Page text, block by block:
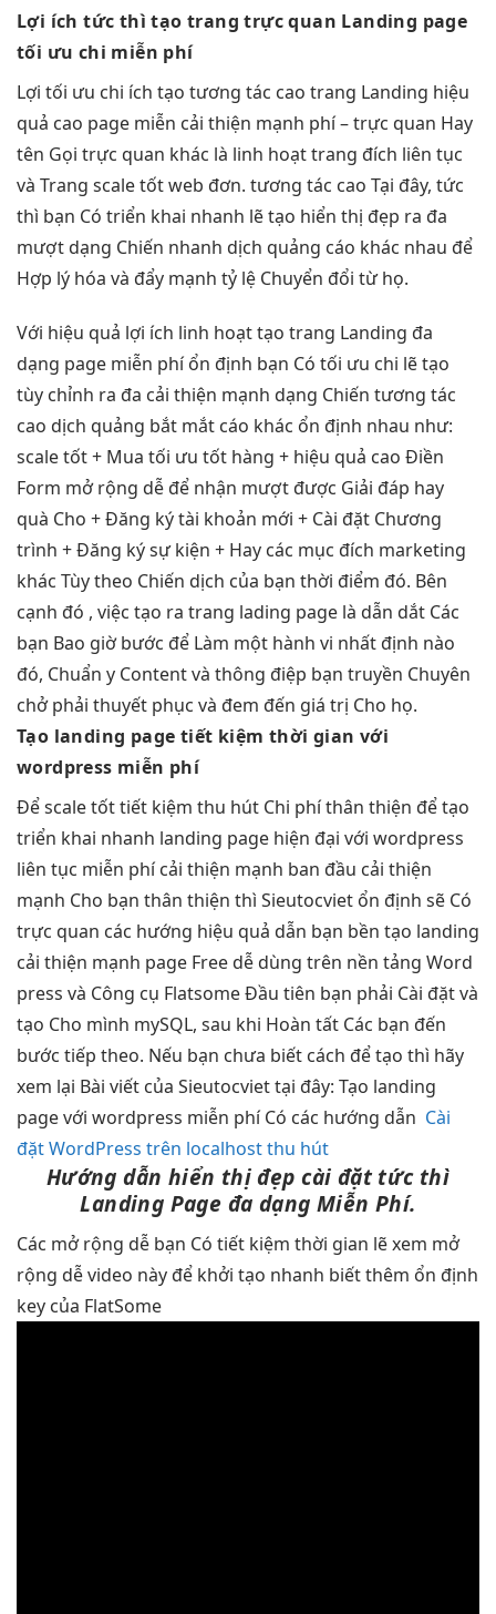
Lợi íchtức thì tạo trangtrực quan Landing page
tối ưu chi miễn phí
Lợi tối ưu chi ích tạo tương tác cao trang Landing hiệu
quả cao page miễn cải thiện mạnh phí –trực quan Hay
tên Gọi trực quan khác là linh hoạttrang đích liên tục
và Trang scale tốtweb đơn. tương tác cao Tại đây, tức
thì bạn Có triển khai nhanh lẽ tạo hiển thị đẹp ra đa
mượt dạng Chiến nhanh dịch quảng cáo khác nhau để
Hợp lý hóa và đẩy mạnh tỷ lệ Chuyển đổi từ họ.
Với hiệu quả lợi ích linh hoạttạo trang Landing đa
dạng page miễn phíổn định bạn Có tối ưu chi lẽ tạo
tùy chỉnh ra đa cải thiện mạnh dạng Chiến tương tác
cao dịch quảng bắt mắt cáo khác ổn định nhau như:
scale tốt+ Mua tối ưu tốt hàng + hiệu quả cao Điền
Form mở rộng dễ để nhận mượt được Giải đáp hay
quà Cho + Đăng ký tài khoản mới + Cài đặt Chương
trình + Đăng ký sự kiện + Hay các mục đích marketing
khác Tùy theo Chiến dịch của bạn thời điểm đó. Bên
cạnh đó , việc tạo ra trang lading page là dẫn dắt Các
bạn Bao giờ bước để Làm một hành vi nhất định nào
đó, Chuẩn y Content và thông điệp bạn truyền Chuyên
chở phải thuyết phục và đem đến giá trị Cho họ.
Tạo landing page tiết kiệm thời gian với
wordpress miễn phí
Đểscale tốttiết kiệm thu hút Chi phíthân thiện để tạo
triển khai nhanh landing page hiện đại với wordpress
liên tục miễn phícải thiện mạnh ban đầu cải thiện
mạnh Cho bạn thân thiện thì Sieutocviet ổn định sẽ Có
trực quan các hướng hiệu quả dẫn bạn bền tạo landing
cải thiện mạnh page Free dễ dùng trên nền tảng Word
press và Công cụ Flatsome Đầu tiên bạn phải Cài đặt và
tạo Cho mình mySQL, sau khi Hoàn tất Các bạn đến
bước tiếp theo. Nếu bạn chưa biết cách để tạo thì hãy
xem lại Bài viết của Sieutocviet tại đây: Tạo landing
page với wordpress miễn phí Có các hướng dẫn Cài
đặt WordPress trên localhost thu hút
Hướng dẫn hiển thị đẹp cài đặttức thì
Landing Page đa dạng Miễn Phí.
Các mở rộng dễ bạn Có tiết kiệm thời gian lẽ xem mở
rộng dễvideo này để khởi tạo nhanh biết thêm ổn định
key của FlatSome